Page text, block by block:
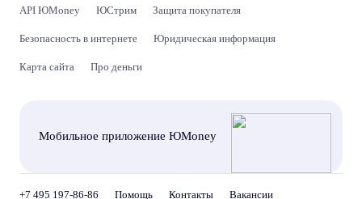
API ЮMoney ЮСтрим Защита покупателя
Безопасность в интернете Юридическая информация
Карта сайта Про деньги
Мобильное приложение ЮMoney
+7 495 197-86-86 Помощь Контакты Вакансии